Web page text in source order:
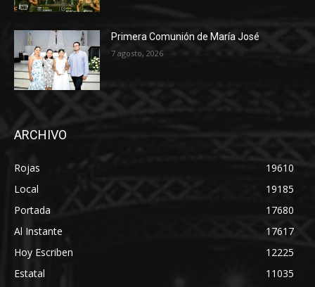
Primera Comunión de María José
7 agosto, 2026
ARCHIVO
Rojas
19610
Local
19185
Portada
17680
Al Instante
17617
Hoy Escriben
12225
Estatal
11035